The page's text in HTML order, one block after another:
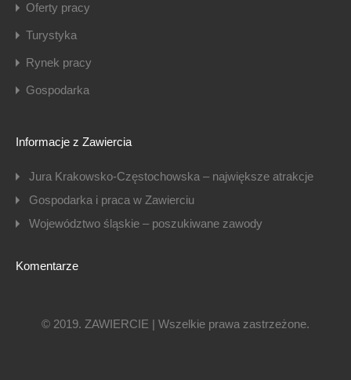
Oferty pracy
Turystyka
Rynek pracy
Gospodarka
Informacje z Zawiercia
Jura Krakowsko-Częstochowska – największe atrakcje
Gospodarka i praca w Zawierciu
Województwo śląskie – poszukiwane zawody
Komentarze
© 2019. ZAWIERCIE | Wszelkie prawa zastrzeżone.